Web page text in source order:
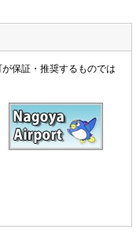
保証・推奨するものでは